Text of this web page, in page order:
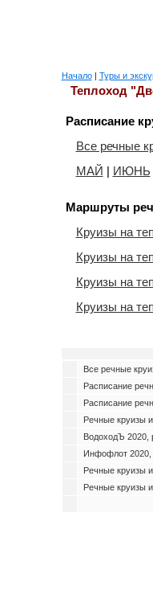
Начало| Туры и
Теплоход
Расписание
Все речные
МАЙ | ИЮНЬ
Маршруты
Круизы на
Круизы на
Круизы на
Круизы на
Все речные
Расписание
Расписание
Речные круизы
ВодоходЪ 2020,
Инфофлот 2020,
Речные круизы
Речные круизы